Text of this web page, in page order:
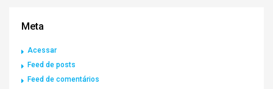
Meta
Acessar
Feed de posts
Feed de comentários